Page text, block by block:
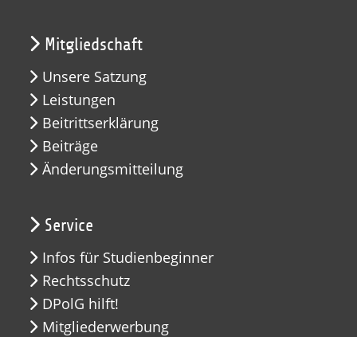
Mitgliedschaft
Unsere Satzung
Leistungen
Beitrittserklärung
Beiträge
Änderungsmitteilung
Service
Infos für Studienbeginner
Rechtsschutz
DPolG hilft!
Mitgliederwerbung